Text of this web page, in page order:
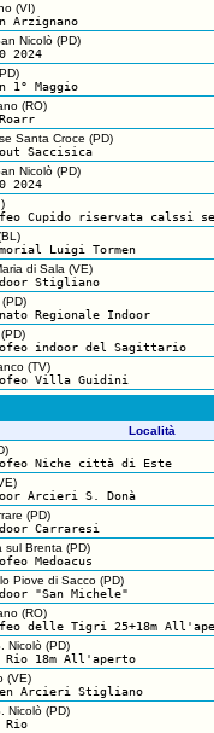
(VI)
Arzignano
Nicolò (PD)
2024
1° Maggio
(RO)
Santa Croce (PD)
Saccisica
Nicolò (PD)
2024
Cupido riservata calssi
Luigi Tormen
di Sala (VE)
Stigliano
Regionale Indoor
indoor del Sagittario
(TV)
Villa Guidini
Località
Niche città di Este
Arcieri S. Donà
(PD)
Carraresi
sul Brenta (PD)
Medoacus
Piove di Sacco (PD)
"San Michele"
(RO)
delle Tigri 25+18m
Nicolò (PD)
Rio 18m All'aperto
(VE)
Arcieri Stigliano
Nicolò (PD)
Rio